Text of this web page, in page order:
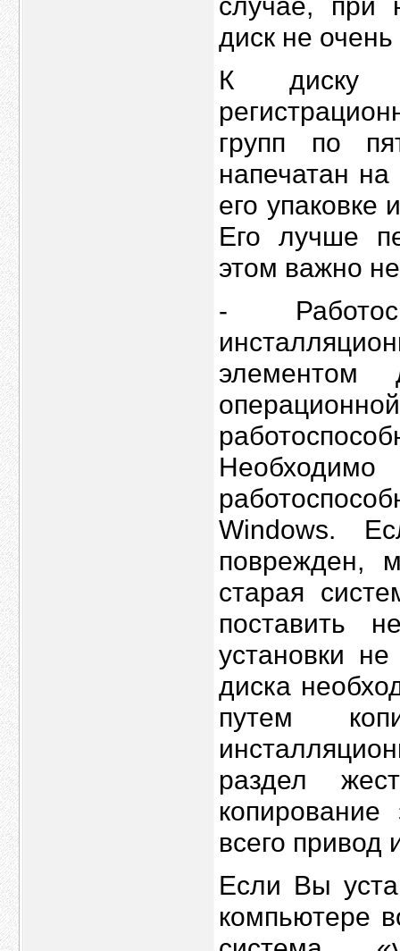
диск не
К диску
групп по
напечатан
его
Его лучше
этом важно
-
элементом
Windows.
поврежден,
старая
поставить
установки
диска
путем
раздел
всего привод
Если Вы
компьютере